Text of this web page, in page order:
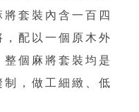
套裝內含一百四
配以一個原木外
個麻將套裝均是
，做工細緻、低